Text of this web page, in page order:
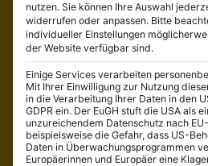
nutzen. Sie können Ihre Auswahl
widerrufen oder anpassen. Bitte
individueller Einstellungen
der Website verfügbar sind.
Einige Services verarbeiten
Mit Ihrer Einwilligung zur Nutzung
in die Verarbeitung Ihrer Daten in den
GDPR ein. Der EuGH stuft die USA als
unzureichendem Datenschutz nach
beispielsweise die Gefahr, dass US-
Daten in Überwachungsprogrammen
Europäerinnen und Europäer eine